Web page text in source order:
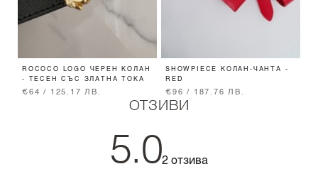
ROCOCO LOGO ЧЕРЕН КОЛАН
- ТЕСЕН СЪС ЗЛАТНА ТОКА
€64 / 125.17 ЛВ.
SHOWPIECE КОЛАН-ЧАНТА -
RED
€96 / 187.76 ЛВ.
ОТЗИВИ
5.02 отзива